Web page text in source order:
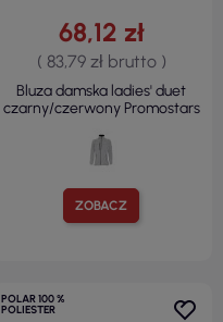
ZOBACZ
68,12 zł
( 83,79 zł brutto )
Bluza damska ladies' duet
czarny/czerwony Promostars
POLAR 100 %
POLIESTER